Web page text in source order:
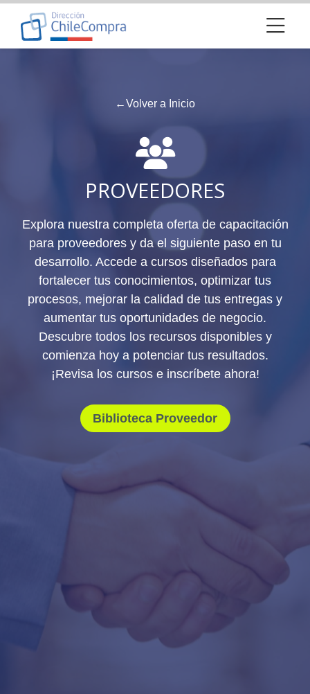
Skip to navigation
Skip to login form
Salta al contenido principal
Skip to footer
Página Principal
←Volver a Inicio
PROVEEDORES
Explora nuestra completa oferta de capacitación
para proveedores y da el siguiente paso en tu
desarrollo. Accede a cursos diseñados para
fortalecer tus conocimientos, optimizar tus
procesos, mejorar la calidad de tus entregas y
aumentar tus oportunidades de negocio.
Descubre todos los recursos disponibles y
comienza hoy a potenciar tus resultados.
¡Revisa los cursos e inscríbete ahora!
Biblioteca Proveedor